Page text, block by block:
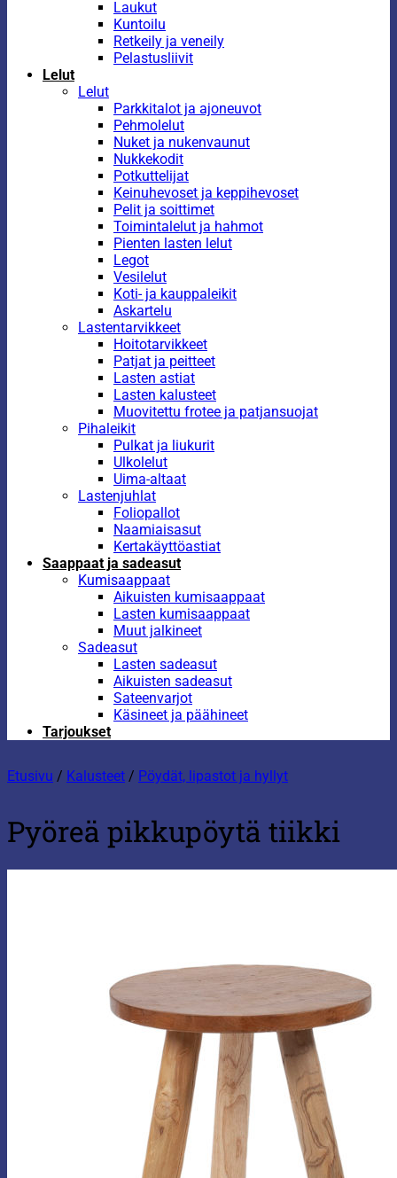
Laukut
Kuntoilu
Retkeily ja veneily
Pelastusliivit
Lelut
Lelut
Parkkitalot ja ajoneuvot
Pehmolelut
Nuket ja nukenvaunut
Nukkekodit
Potkuttelijat
Keinuhevoset ja keppihevoset
Pelit ja soittimet
Toimintalelut ja hahmot
Pienten lasten lelut
Legot
Vesilelut
Koti- ja kauppaleikit
Askartelu
Lastentarvikkeet
Hoitotarvikkeet
Patjat ja peitteet
Lasten astiat
Lasten kalusteet
Muovitettu frotee ja patjansuojat
Pihaleikit
Pulkat ja liukurit
Ulkolelut
Uima-altaat
Lastenjuhlat
Foliopallot
Naamiaisasut
Kertakäyttöastiat
Saappaat ja sadeasut
Kumisaappaat
Aikuisten kumisaappaat
Lasten kumisaappaat
Muut jalkineet
Sadeasut
Lasten sadeasut
Aikuisten sadeasut
Sateenvarjot
Käsineet ja päähineet
Tarjoukset
Etusivu / Kalusteet / Pöydät, lipastot ja hyllyt
Pyöreä pikkupöytä tiikki